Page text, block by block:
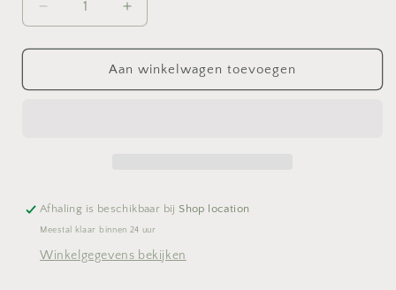
Aantal
verlagen
voor
nori
Aantal
verhogen
voor
Beka
nori
Aan winkelwagen toevoegen
Afhaling is beschikbaar bij Shop location
Meestal klaar binnen 24 uur
Winkelgegevens bekijken